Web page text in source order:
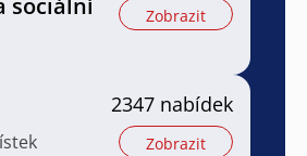
Zobrazit
2347 nabídek
Zobrazit